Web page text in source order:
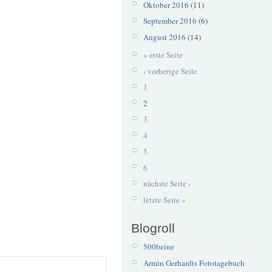
Oktober 2016 (11)
September 2016 (6)
August 2016 (14)
« erste Seite
‹ vorherige Seite
1
2
3
4
5
6
nächste Seite ›
letzte Seite »
Blogroll
500beine
Armin Gerhardts Fototagebuch